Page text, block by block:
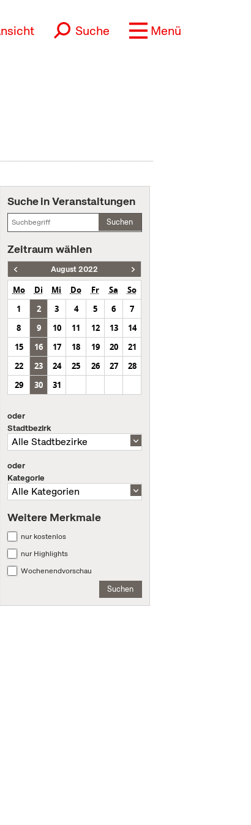
Suche Menü
Suche in Veranstaltungen
Suchen
Zeitraum wählen
August 2022
Mo Di Mi Do Fr Sa
So
1
2 3 4 5 6
7
8
9 10 11 12 13
14
15
16 17 18 19 20
21
22
23 24 25 26 27
28
29
30 31
oder
Stadtbezirk
oder
Kategorie
Weitere Merkmale
nur kostenlos
nur Highlights
Wochenendvorschau
Suchen